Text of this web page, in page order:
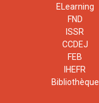
ELearning
FND
ISSR
CCDEJ
FEB
IHEFR
Bibliothèque